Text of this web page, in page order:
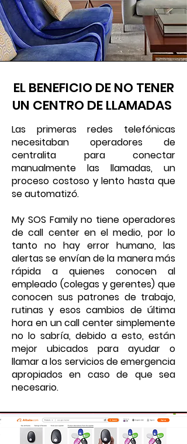
EL BENEFICIO DE NO TENER
UN CENTRO DE LLAMADAS
Las primeras redes telefónicas
necesitaban operadores de
centralita para conectar
manualmente las llamadas, un
proceso costoso y lento hasta que
se automatizó.
My SOS Family no tiene operadores
de call center en el medio, por lo
tanto no hay error humano, las
alertas se envían de la manera más
rápida a quienes conocen al
empleado (colegas y gerentes) que
conocen sus patrones de trabajo,
rutinas y esos cambios de última
hora en un call center simplemente
no lo sabría, debido a esto, están
mejor ubicados para ayudar o
llamar a los servicios de emergencia
apropiados en caso de que sea
necesario.